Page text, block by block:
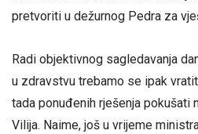
pretvoriti u dežurnog Pedra za
Radi objektivnog sagledavanja
u zdravstvu trebamo se ipak
tada ponuđenih rješenja pokušati
Vilija. Naime, još u vrijeme